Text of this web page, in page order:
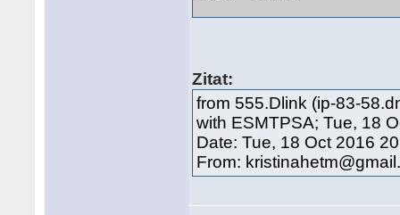
Zitat:
from 555.Dlink (ip-83-
with ESMTPSA; Tue, 18
Date: Tue, 18 Oct 2016
From: